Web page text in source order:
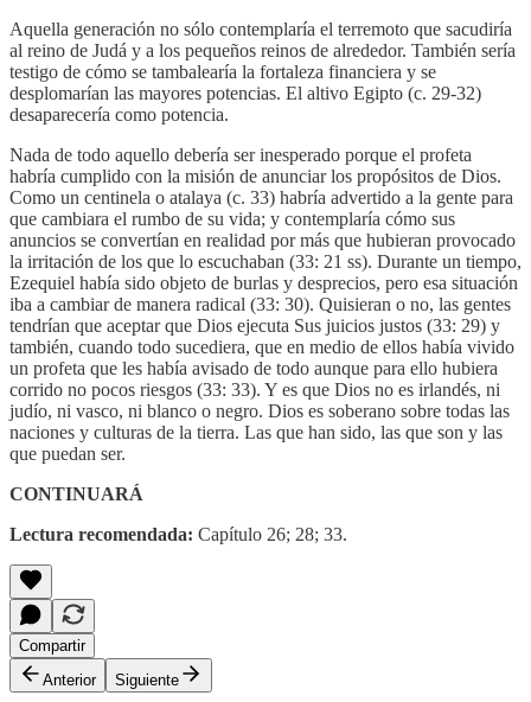
Aquella generación no sólo contemplaría el terremoto que sacudiría
al reino de Judá y a los pequeños reinos de alrededor. También sería
testigo de cómo se tambalearía la fortaleza financiera y se
desplomarían las mayores potencias. El altivo Egipto (c. 29-32)
desaparecería como potencia.
Nada de todo aquello debería ser inesperado porque el profeta
habría cumplido con la misión de anunciar los propósitos de Dios.
Como un centinela o atalaya (c. 33) habría advertido a la gente para
que cambiara el rumbo de su vida; y contemplaría cómo sus
anuncios se convertían en realidad por más que hubieran provocado
la irritación de los que lo escuchaban (33: 21 ss). Durante un tiempo,
Ezequiel había sido objeto de burlas y desprecios, pero esa situación
iba a cambiar de manera radical (33: 30). Quisieran o no, las gentes
tendrían que aceptar que Dios ejecuta Sus juicios justos (33: 29) y
también, cuando todo sucediera, que en medio de ellos había vivido
un profeta que les había avisado de todo aunque para ello hubiera
corrido no pocos riesgos (33: 33). Y es que Dios no es irlandés, ni
judío, ni vasco, ni blanco o negro. Dios es soberano sobre todas las
naciones y culturas de la tierra. Las que han sido, las que son y las
que puedan ser.
CONTINUARÁ
Lectura recomendada: Capítulo 26; 28; 33.
Compartir
Anterior
Siguiente